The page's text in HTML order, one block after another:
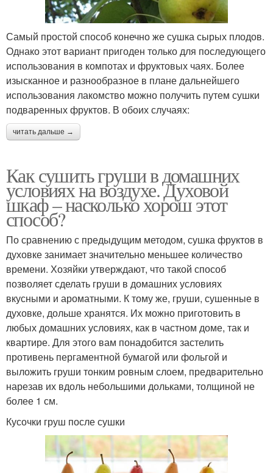
Самый простой способ конечно же сушка сырых плодов.
Однако этот вариант пригоден только для последующего
использования в компотах и фруктовых чаях. Более
изысканное и разнообразное в плане дальнейшего
использования лакомство можно получить путем сушки
подваренных фруктов. В обоих случаях:
читать дальше →
Как сушить груши в домашних
условиях на воздухе. Духовой
шкаф – насколько хорош этот
способ?
По сравнению с предыдущим методом, сушка фруктов в
духовке занимает значительно меньшее количество
времени. Хозяйки утверждают, что такой способ
позволяет сделать груши в домашних условиях
вкусными и ароматными. К тому же, груши, сушенные в
духовке, дольше хранятся. Их можно приготовить в
любых домашних условиях, как в частном доме, так и
квартире. Для этого вам понадобится застелить
противень пергаментной бумагой или фольгой и
выложить груши тонким ровным слоем, предварительно
нарезав их вдоль небольшими дольками, толщиной не
более 1 см.
Кусочки груш после сушки